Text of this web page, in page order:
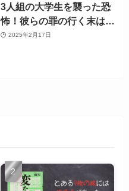
3人組の大学生を襲った恐
怖！彼らの罪の行く末は…
2025年2月17日